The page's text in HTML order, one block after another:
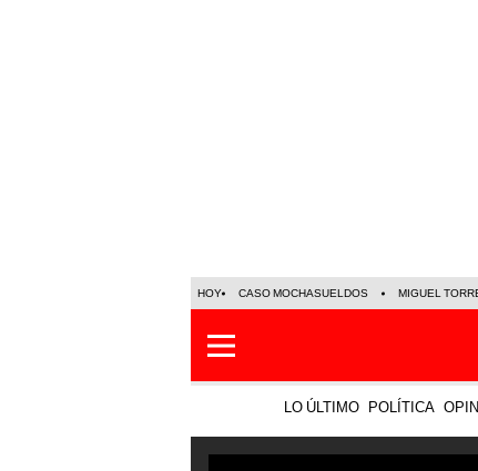
HOY CASO MOCHASUELDOS MIGUEL
LO ÚLTIMO POLÍTICA